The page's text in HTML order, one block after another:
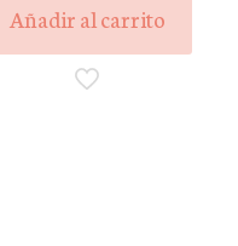
Añadir al carrito